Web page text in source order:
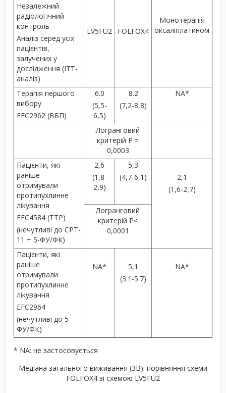
Незалежний
радіологічний
контроль
Аналіз серед усіх
пацієнтів,
залучених у
дослідження (ІТТ-
аналіз)
LV5FU2 FOLFOX4
Монотерапія
оксаліплатином
Терапія першого
вибору
EFC2962 (ВБП)
6.0
(5,5-
6,5)
8.2
(7,2-8,8)
NA*
Логранговий
критерій Р =
0,0003
Пацієнти, які
раніше
отримували
протипухлинне
лікування
EFC4584 (TTP)
(нечутливі до CPT-
11 + 5-ФУ/ФК)
2,6
(1,8-
2,9)
5,3
(4,7-6,1)
2,1
(1,6-2,7)
Логранговий
критерій Р<
0,0001
Пацієнти, які
раніше
отримували
протипухлинне
лікування
EFC2964
(нечутливі до 5-
ФУ/ФК)
NA*
5,1
(3.1-5.7)
NA*
* NA: не застосовується
Медіана загального виживання (ЗВ): порівняння схеми
FOLFOX4 зі схемою LV5FU2